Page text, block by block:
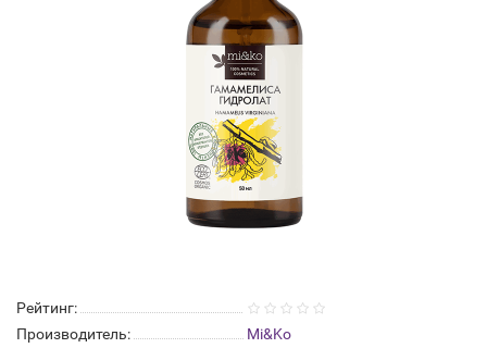
Рейтинг:
Производитель:
Mi&Ko